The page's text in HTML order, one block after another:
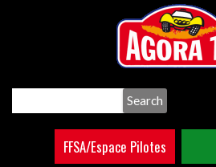
FFSA/Espace Pilotes